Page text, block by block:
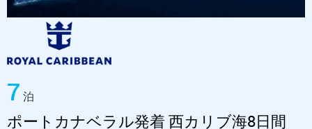
7 泊
ポートカナベラル発着 西カリブ海8日間